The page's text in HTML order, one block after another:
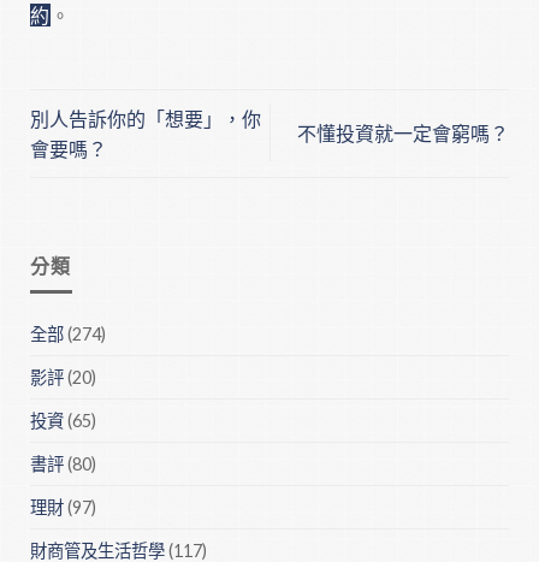
約 。
別人告訴你的「想要」，你
會要嗎？
不懂投資就一定會窮嗎？
分類
全部(274)
影評(20)
投資(65)
書評(80)
理財(97)
財商管及生活哲學(117)